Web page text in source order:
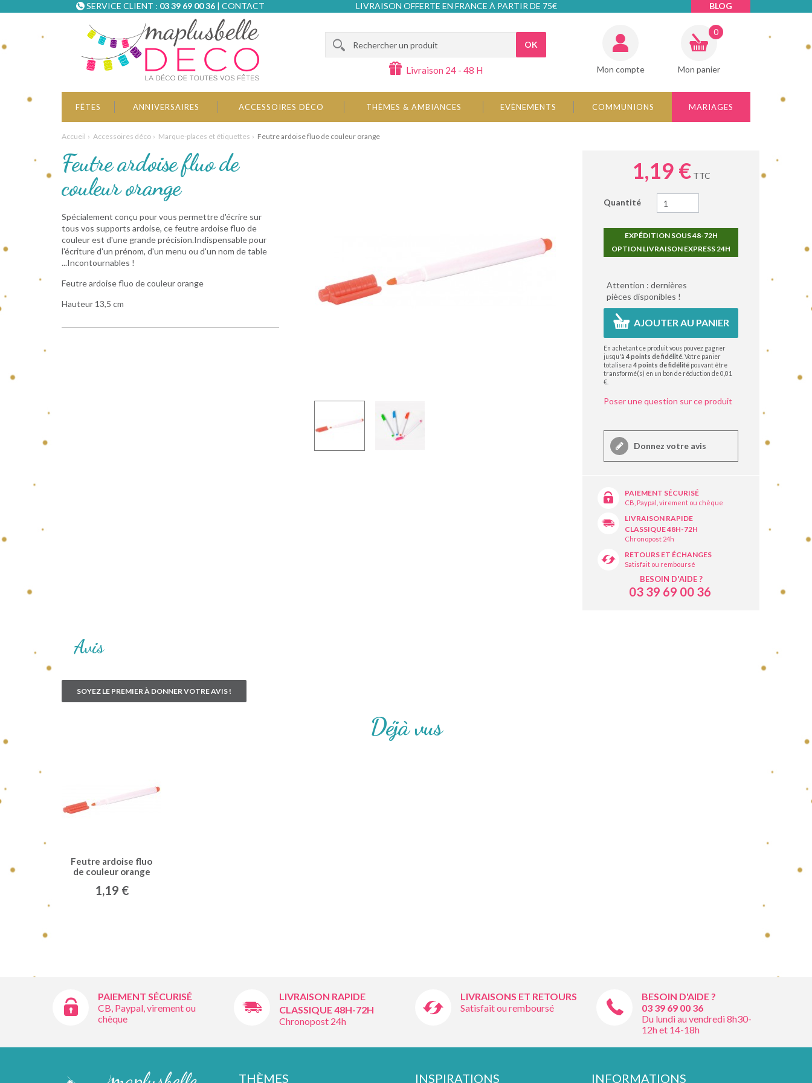
SERVICE CLIENT : 03 39 69 00 36| CONTACT LIVRAISON OFFERTE EN FRANCE À PARTIR DE 75€ BLOG
OK
Livraison 24 - 48 H Mon compte Mon panier
0
FÊTES ANNIVERSAIRES ACCESSOIRES DÉCO THÈMES & AMBIANCES EVÈNEMENTS COMMUNIONS MARIAGES
Accueil Accessoires déco Marque-places et étiquettes Feutre ardoise fluo de couleur orange
Feutre ardoise fluo de
couleur orange
Spécialement conçu pour vous permettre d'écrire sur
tous vos supports ardoise, ce feutre ardoise fluo de
couleur est d'une grande précision.Indispensable pour
l'écriture d'un prénom, d'un menu ou d'un nom de table
...Incontournables !
Feutre ardoise fluo de couleur orange
Hauteur 13,5 cm
1,19 €TTC
Quantité
EXPÉDITION SOUS 48-72H
OPTION LIVRAISON EXPRESS 24H
Attention : dernières
pièces disponibles !
AJOUTER AU PANIER
En achetant ce produit vous pouvez gagner
jusqu'à4points de fidélité . Votre panier
totalisera4points de fidélité pouvant être
transformé(s) en un bon de réduction de0,01
€
Poser une question sur ce produit
Donnez votre avis
PAIEMENT SÉCURISÉ
CB, Paypal, virement ou chèque
LIVRAISON RAPIDE
CLASSIQUE 48H-72H
Chronopost 24h
RETOURS ET ÉCHANGES
Satisfait ou remboursé
BESOIN D'AIDE ?
03 39 69 00 36
Avis
SOYEZ LE PREMIER À DONNER VOTRE AVIS !
Déjà vus
Feutre ardoise fluo
de couleur orange
1,19 €
PAIEMENT SÉCURISÉ
CB, Paypal, virement ou
chèque
LIVRAISON RAPIDE
CLASSIQUE 48H-72H
Chronopost 24h
LIVRAISONS ET RETOURS
Satisfait ou remboursé
BESOIN D'AIDE ?
03 39 69 00 36
Du lundi au vendredi 8h30-
12h et 14-18h
THÈMES INSPIRATIONS INFORMATIONS